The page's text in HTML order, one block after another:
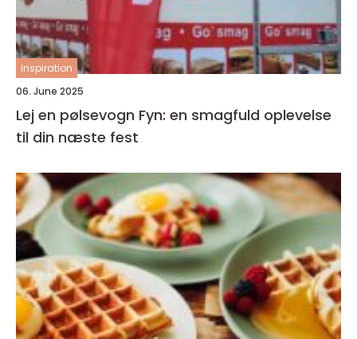
inspiration
06. June 2025
Lej en pølsevogn Fyn: en smagfuld oplevelse
til din næste fest